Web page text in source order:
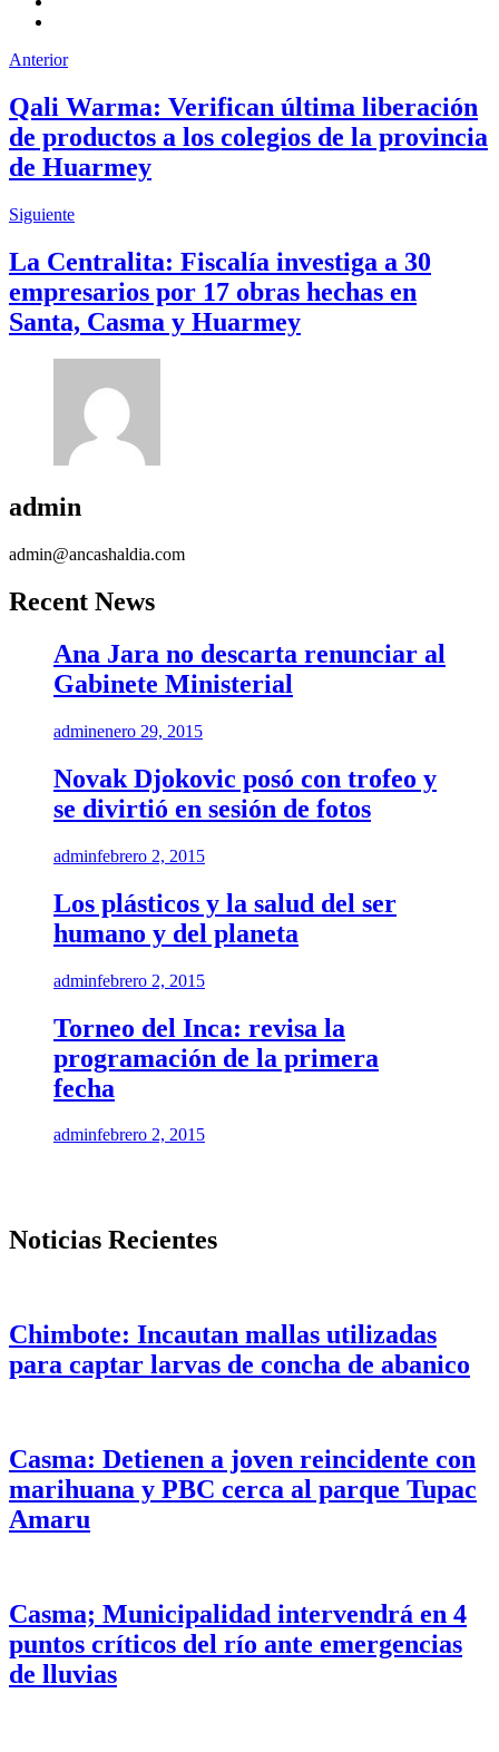
Anterior
Qali Warma: Verifican última liberación
de productos a los colegios de la provincia
de Huarmey
Siguiente
La Centralita: Fiscalía investiga a 30
empresarios por 17 obras hechas en
Santa, Casma y Huarmey
admin
admin@ancashaldia.com
Recent News
Ana Jara no descarta renunciar al
Gabinete Ministerial
adminenero 29, 2015
Novak Djokovic posó con trofeo y
se divirtió en sesión de fotos
adminfebrero 2, 2015
Los plásticos y la salud del ser
humano y del planeta
adminfebrero 2, 2015
Torneo del Inca: revisa la
programación de la primera
fecha
adminfebrero 2, 2015
Noticias Recientes
Chimbote: Incautan mallas utilizadas
para captar larvas de concha de abanico
Casma: Detienen a joven reincidente con
marihuana y PBC cerca al parque Tupac
Amaru
Casma; Municipalidad intervendrá en 4
puntos críticos del río ante emergencias
de lluvias